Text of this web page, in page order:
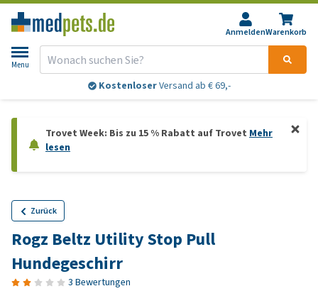
AnmeldenWarenkorb
Menu
KostenloserVersand ab € 69,-
Trovet Week: Bis zu 15 % Rabatt auf Trovet Mehr
lesen
Zurück
Rogz Beltz Utility Stop Pull
Hundegeschirr
3 Bewertungen